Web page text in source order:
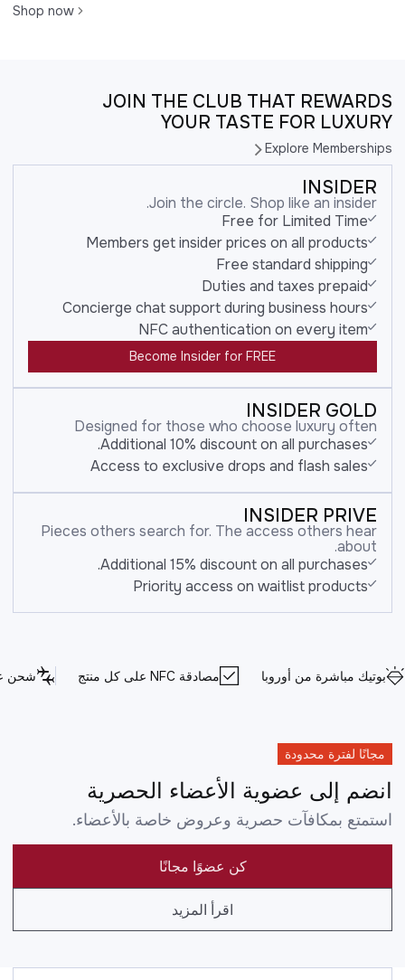
Shop now
JOIN THE CLUB THAT REWARDS
YOUR TASTE FOR LUXURY
Explore Memberships
INSIDER
Join the circle. Shop like an insider.
Free for Limited Time
Members get insider prices on all products
Free standard shipping
Duties and taxes prepaid
Concierge chat support during business hours
NFC authentication on every item
Become Insider for FREE
INSIDER GOLD
Designed for those who choose luxury often
Additional 10% discount on all purchases.
Access to exclusive drops and flash sales
INSIDER PRIVE
Pieces others search for. The access others hear
about.
Additional 15% discount on all purchases.
Priority access on waitlist products
بوتيك مباشرة من أوروبا مصادقة NFC على كل منتج شحن
مجانًا لفترة محدودة
انضم إلى عضوية الأعضاء الحصرية
استمتع بمكافآت حصرية وعروض خاصة بالأعضاء.
كن عضوًا مجانًا
اقرأ المزيد